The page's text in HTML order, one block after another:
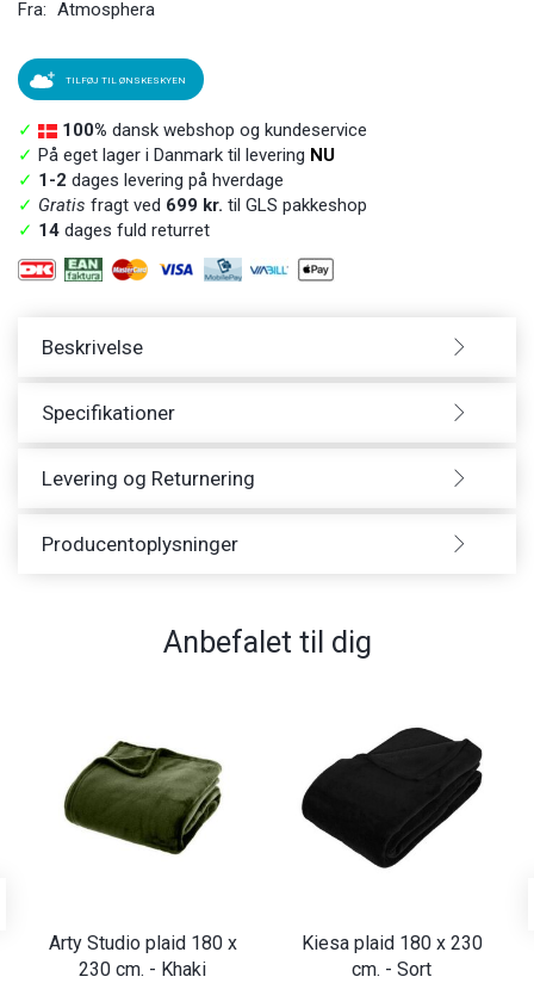
Fra: Atmosphera
TILFØJ TIL ØNSKESKYEN
✓ 100% dansk webshop og kundeservice
✓ På eget lager i Danmark til levering NU
✓ 1-2 dages levering på hverdage
✓ Gratis fragt ved 699 kr. til GLS pakkeshop
✓ 14 dages fuld returret
Beskrivelse
Specifikationer
Levering og Returnering
Producentoplysninger
Anbefalet til dig
Arty Studio plaid 180 x
230 cm. - Khaki
Kiesa plaid 180 x 230
cm. - Sort